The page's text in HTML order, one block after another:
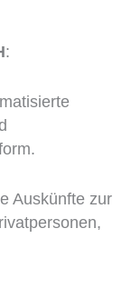
:
Auskünfte zur